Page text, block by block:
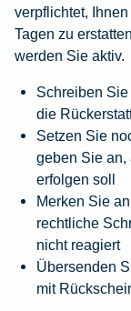
verpflichtet,
Tagen zu
werden Sie aktiv.
Schreiben
die
Setzen Sie
geben Sie an,
erfolgen soll
Merken Sie
rechtliche
nicht reagiert
Übersenden
mit